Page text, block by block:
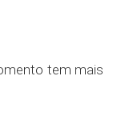
tem mais